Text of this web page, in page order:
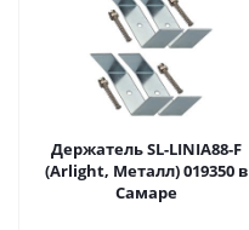
Держатель SL-LINIA88-F
(Arlight, Металл) 019350 в
Самаре